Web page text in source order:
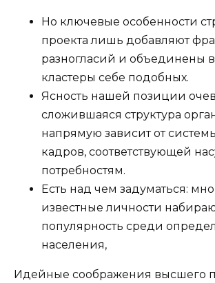
Но ключевые особенности
проекта лишь добавляют
разногласий и объединены
кластеры себе подобных.
Ясность нашей позиции
сложившаяся структура
напрямую зависит от
кадров, соответствующей
потребностям.
Есть над чем задуматься:
известные личности
популярность среди
населения,
Идейные соображения высшего